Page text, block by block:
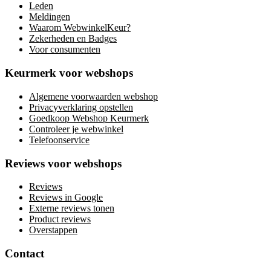
Leden
Meldingen
Waarom WebwinkelKeur?
Zekerheden en Badges
Voor consumenten
Keurmerk voor webshops
Algemene voorwaarden webshop
Privacyverklaring opstellen
Goedkoop Webshop Keurmerk
Controleer je webwinkel
Telefoonservice
Reviews voor webshops
Reviews
Reviews in Google
Externe reviews tonen
Product reviews
Overstappen
Contact